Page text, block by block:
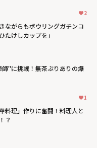
2
ながらもボウリングガチンコ
たけしカップを」
"に挑戦！無茶ぶりありの爆
1
料理」作りに奮闘！料理人と
？